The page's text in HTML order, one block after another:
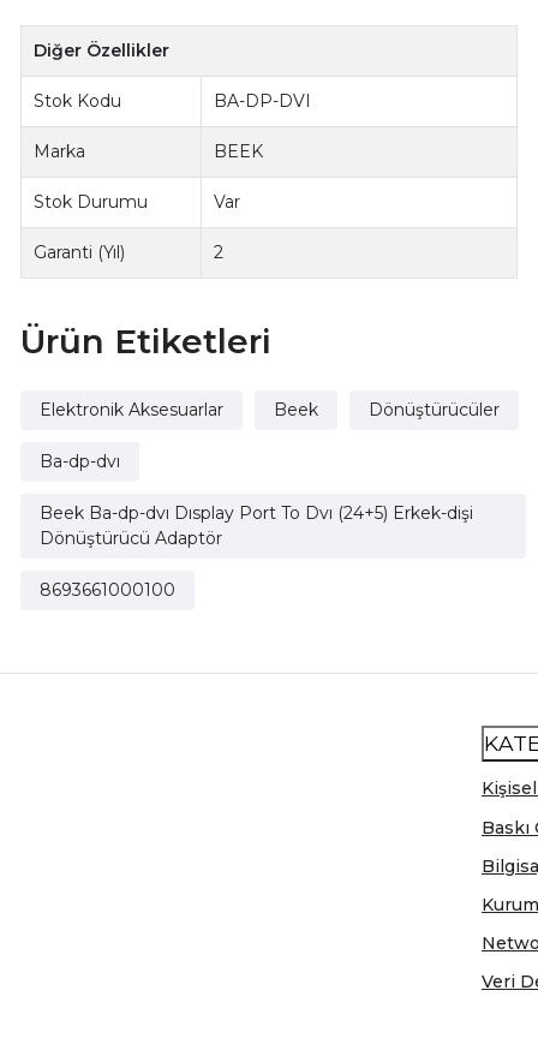
Diğer Özellikler
Stok Kodu BA-DP-DVI
Marka BEEK
Stok Durumu Var
Garanti (Yıl) 2
Ürün Etiketleri
Elektronik Aksesuarlar Beek Dönüştürücüler
Ba-dp-dvı
Beek Ba-dp-dvı Dısplay Port To Dvı (24+5) Erkek-dişi
Dönüştürücü Adaptör
8693661000100
Veri